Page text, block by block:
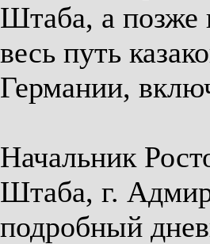
Штаба, а позже
весь путь
Германии,
Начальник
Штаба, г.
подробный